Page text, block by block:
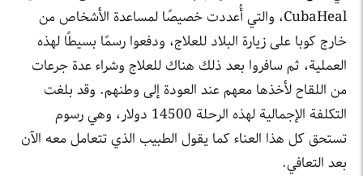
CubaHeal، والتي أُعددت خصيصًا لمساعدة الأشخاص من
خارج كوبا على زيارة البلاد للعلاج، ودفعوا رسمًا بسيطًا لهذه
العملية، ثم سافروا بعد ذلك هناك للعلاج وشراء عدة جرعات
من اللقاح لأخذها معهم عند العودة إلى وطنهم. وقد بلغت
التكلفة الإجمالية لهذه الرحلة 14500 دولار، وهي رسوم
تستحق كل هذا العناء كما يقول الطبيب الذي تتعامل معه الآن
بعد التعافي.